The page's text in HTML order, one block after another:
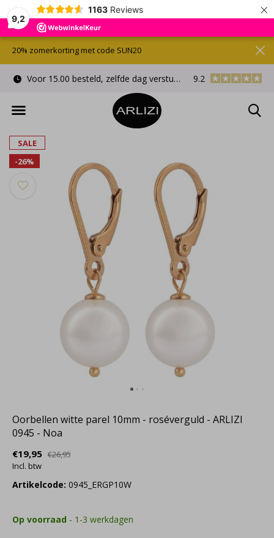
9,2
1163 Reviews ×
Voor 15.00 besteld, zelfde dag verstuurd Gratis
9.2
20% zomerkorting met code SUN20
SALE
-26%
Oorbellen witte parel 10mm - roséverguld - ARLIZI
0945 - Noa
€19,95 €26,95
Incl. btw
Artikelcode: 0945_ERGP10W
Op voorraad - 1-3 werkdagen